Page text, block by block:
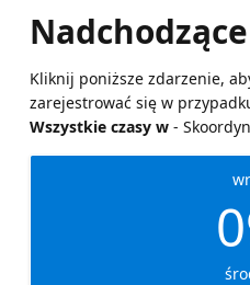
Kliknij poniższe zdarzenie,
zarejestrować się w
Wszystkie czasy w -